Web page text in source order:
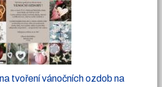
tvoření vánočních ozdob na